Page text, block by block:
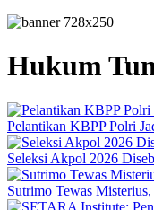
Hukum
Pelantikan KBPP Polri
Seleksi Akpol 2026
Sutrimo Tewas